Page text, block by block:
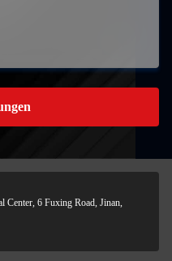
Center, 6 Fuxing Road, Jinan,